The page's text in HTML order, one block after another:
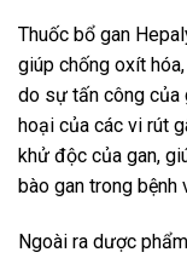
Thuốc bổ gan
giúp chống oxít
do sự tấn công của
hoại của các vi rút
khử độc của gan,
bào gan trong bệnh
Ngoài ra dược